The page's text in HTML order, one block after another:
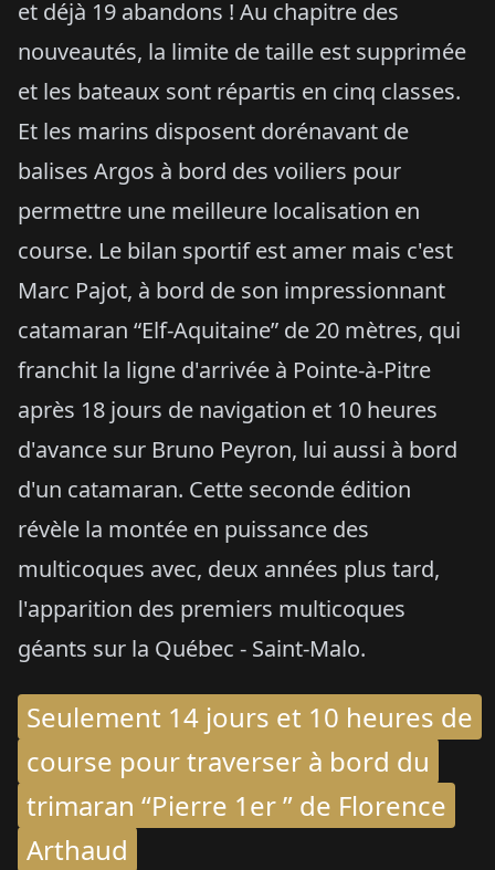
et déjà 19 abandons ! Au chapitre des
nouveautés, la limite de taille est supprimée
et les bateaux sont répartis en cinq classes.
Et les marins disposent dorénavant de
balises Argos à bord des voiliers pour
permettre une meilleure localisation en
course. Le bilan sportif est amer mais c'est
Marc Pajot, à bord de son impressionnant
catamaran “Elf-Aquitaine” de 20 mètres, qui
franchit la ligne d'arrivée à Pointe-à-Pitre
après 18 jours de navigation et 10 heures
d'avance sur Bruno Peyron, lui aussi à bord
d'un catamaran. Cette seconde édition
révèle la montée en puissance des
multicoques avec, deux années plus tard,
l'apparition des premiers multicoques
géants sur la Québec - Saint-Malo.
Seulement 14 jours et 10 heures de
course pour traverser à bord du
trimaran “Pierre 1er ” de Florence
Arthaud